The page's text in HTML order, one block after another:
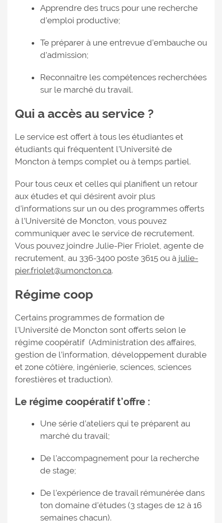
Apprendre des trucs pour une recherche
d’emploi productive;
Te préparer à une entrevue d’embauche ou
d’admission;
Reconnaitre les compétences recherchées
sur le marché du travail.
Qui a accès au service ?
Le service est offert à tous les étudiantes et
étudiants qui fréquentent l’Université de
Moncton à temps complet ou à temps partiel.
Pour tous ceux et celles qui planifient un retour
aux études et qui désirent avoir plus
d’informations sur un ou des programmes offerts
à l’Université de Moncton, vous pouvez
communiquer avec le service de recrutement.
Vous pouvez joindre Julie-Pier Friolet, agente de
recrutement, au 336-3400 poste 3615 ou à julie-
pier.friolet@umoncton.ca.
Régime coop
Certains programmes de formation de
l’Université de Moncton sont offerts selon le
régime coopératif (Administration des affaires,
gestion de l’information, développement durable
et zone côtière, ingénierie, sciences, sciences
forestières et traduction).
Le régime coopératif t’offre :
Une série d’ateliers qui te préparent au
marché du travail;
De l’accompagnement pour la recherche
de stage;
De l’expérience de travail rémunérée dans
ton domaine d’études (3 stages de 12 à 16
semaines chacun).